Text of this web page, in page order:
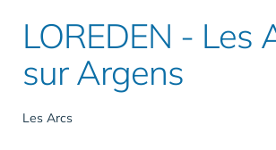
LOREDEN - Les
sur Argens
Les Arcs